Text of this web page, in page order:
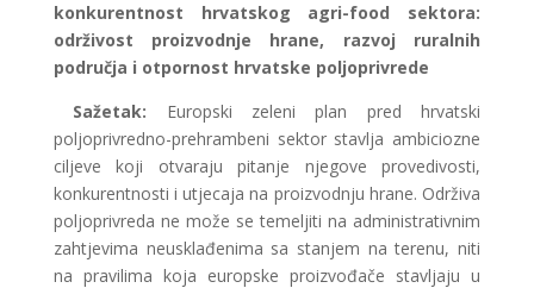
konkurentnost hrvatskog agri-food sektora:
održivost proizvodnje hrane, razvoj ruralnih
područja i otpornost hrvatske poljoprivrede
Sažetak: Europski zeleni plan pred hrvatski
poljoprivredno-prehrambeni sektor stavlja ambiciozne
ciljeve koji otvaraju pitanje njegove provedivosti,
konkurentnosti i utjecaja na proizvodnju hrane. Održiva
poljoprivreda ne može se temeljiti na administrativnim
zahtjevima neusklađenima sa stanjem na terenu, niti
na pravilima koja europske proizvođače stavljaju u